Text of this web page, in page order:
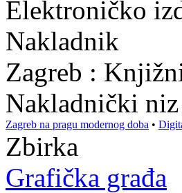
Elektroničko
Nakladnik
Zagreb :
Nakladnički niz
Zagreb na pragu modernog doba •
Zbirka
Grafička građa